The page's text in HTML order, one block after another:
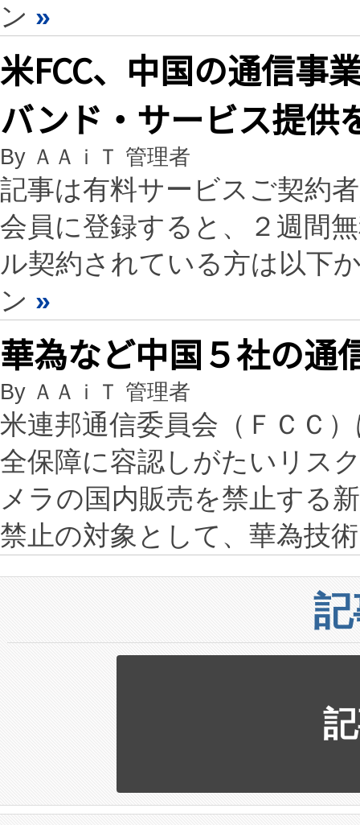
ン »
米FCC、中国の通信事
バンド・サービス提供
By ＡＡｉＴ 管理者
記事は有料サービスご契約
会員に登録すると、２週間
ル契約されている方は以下
ン »
華為など中国５社の通
By ＡＡｉＴ 管理者
米連邦通信委員会（ＦＣＣ
全保障に容認しがたいリス
メラの国内販売を禁止する
禁止の対象として、華為技